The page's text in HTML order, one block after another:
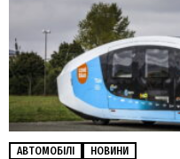
АВТОМОБІЛІ НОВИНИ